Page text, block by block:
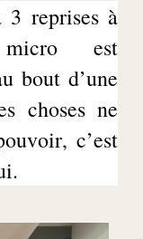
3 reprises à
est
bout d’une
choses ne
c’est